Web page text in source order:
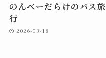
のんべーだらけのバス旅
行
2026-03-18